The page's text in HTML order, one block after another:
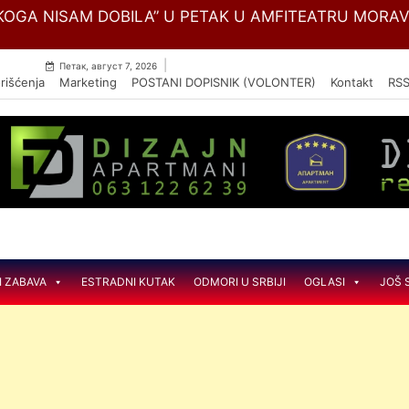
Skip
NISAM DOBILA” U PETAK U AMFITEATRU
Петак, август 7, 2026
Marketing POSTANI DOPISNIK (VOLONTER) Kontakt RSS
ZABAVA ESTRADNI KUTAK ODMORI U SRBIJI OGLASI JOŠ